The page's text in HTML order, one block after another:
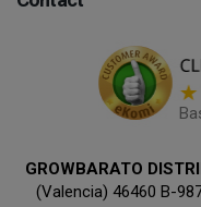
GROWBARATO
(Valencia) 46460 B-